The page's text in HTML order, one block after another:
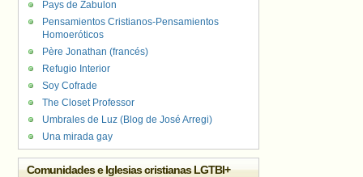
Pays de Zabulon
Pensamientos Cristianos-Pensamientos
Homoeróticos
Père Jonathan (francés)
Refugio Interior
Soy Cofrade
The Closet Professor
Umbrales de Luz (Blog de José Arregi)
Una mirada gay
Comunidades e Iglesias cristianas LGTBI+